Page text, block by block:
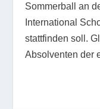
Sommerball an
International
stattfinden soll.
Absolventen der